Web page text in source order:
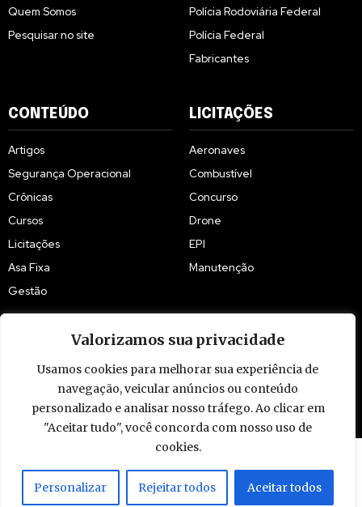
Valorizamos sua privacidade
Usamos cookies para melhorar sua experiência de
navegação, veicular anúncios ou conteúdo
personalizado e analisar nosso tráfego. Ao clicar em
"Aceitar tudo", você concorda com nosso uso de
cookies.
Personalizar Rejeitar todos Aceitar todos
Quem Somos
Pesquisar no site
Polícia Rodoviária Federal
Polícia Federal
Fabricantes
CONTEÚDO
Artigos
Segurança Operacional
Crônicas
Cursos
Licitações
Asa Fixa
Gestão
LICITAÇÕES
Aeronaves
Combustível
Concurso
Drone
EPI
Manutenção
© 2009 - 2026 Piloto Policial. Todos os direitos reservados. Brasil.